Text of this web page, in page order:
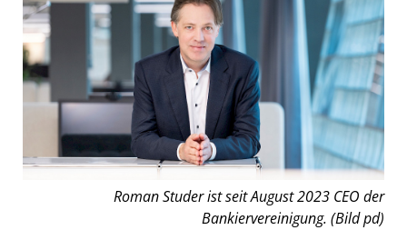
Roman Studer ist seit August 2023 CEO der
Bankiervereinigung. (Bild pd)